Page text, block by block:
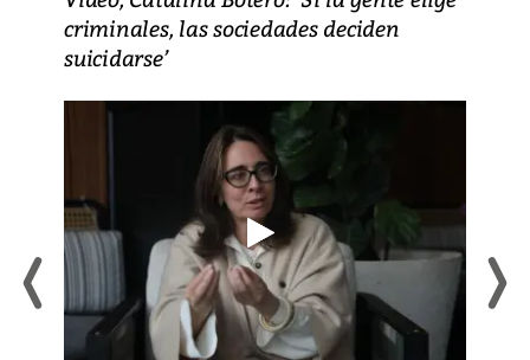
criminales, las sociedades deciden
suicidarse’